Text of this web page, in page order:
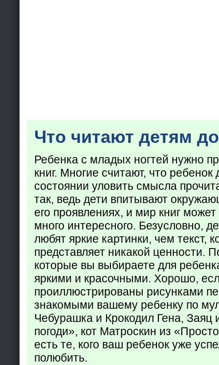
Что читают детям
Ребенка с младых ногтей нужно
книг. Многие считают, что ребенок
состоянии уловить смысла
так, ведь дети впитывают
его проявлениях, и мир книг
много интересного. Безусловно,
любят яркие картинки, чем текст,
представляет никакой ценности.
которые вы выбираете для
яркими и красочными. Хорошо,
проиллюстрированы рисунками
знакомыми вашему ребенку по
Чебурашка и Крокодил Гена, Заяц
погоди», кот Матроскин из
есть те, кого ваш ребенок уже
полюбить.